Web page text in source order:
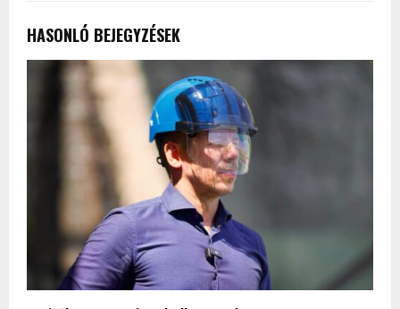
HASONLÓ BEJEGYZÉSEK